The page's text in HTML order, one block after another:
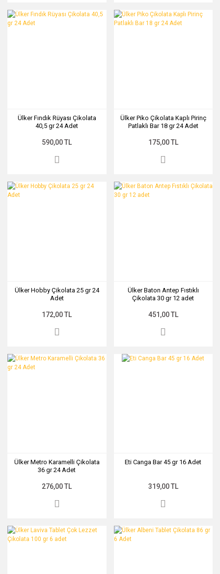
Ülker Fındık Rüyası Çikolata
40,5 gr 24 Adet
590,00 TL
Ülker Piko Çikolata Kaplı Pirinç
Patlaklı Bar 18 gr 24 Adet
175,00 TL
Ülker Hobby Çikolata 25 gr 24
Adet
172,00 TL
Ülker Baton Antep Fıstıklı
Çikolata 30 gr 12 adet
451,00 TL
Ülker Metro Karamelli Çikolata
36 gr 24 Adet
276,00 TL
Eti Canga Bar 45 gr 16 Adet
319,00 TL